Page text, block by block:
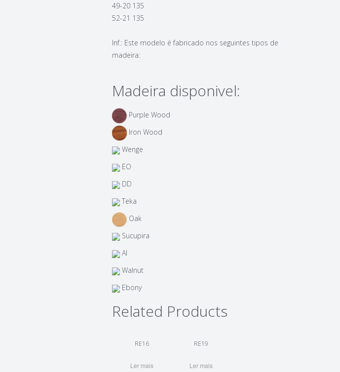
49-20 135
52-21 135
Inf.: Este modelo é fabricado nos seguintes tipos de
madeira:
Madeira disponivel:
Purple Wood
Iron Wood
Wenge
EO
DD
Teka
Oak
Sucupira
AI
Walnut
Ebony
Related Products
RE16
Ler mais
RE19
Ler mais